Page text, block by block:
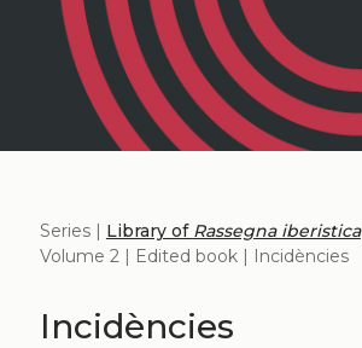
Series | Library of Rassegna iberistica
Volume 2 | Edited book | Incidències
Incidències